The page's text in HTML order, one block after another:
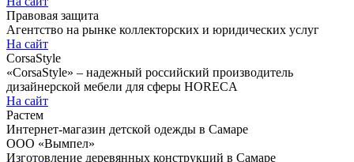
Правовая защита
Агентство на рынке коллекторских и юридических услуг
На сайт
CorsaStyle
«CorsaStyle» – надежный российский производитель
дизайнерской мебели для сферы HORECA
На сайт
Растем
Интернет-магазин детской одежды в Самаре
ООО «Вымпел»
Изготовление деревянных конструкций в Самаре